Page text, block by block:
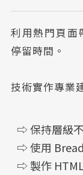
利用熱門頁面
停留時間。
技術實作專業
⇨ 保持層級不
⇨ 使用
⇨ 製作